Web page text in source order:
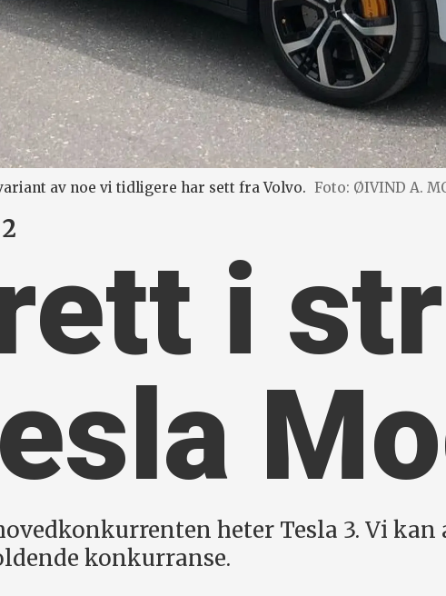
av noe vi tidligere har sett fra Volvo. Foto: ØIVIND A.
i
heter Tesla 3. Vi kan
konkurranse.